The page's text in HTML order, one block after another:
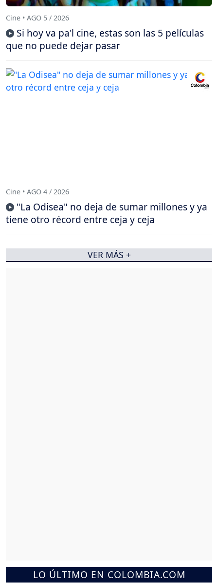
LO ÚLTIMO EN COLOMBIA.COM
Cine • AGO 5 / 2026
Si hoy va pa'l cine, estas son las 5 películas
que no puede dejar pasar
Cine • AGO 4 / 2026
"La Odisea" no deja de sumar millones y ya
tiene otro récord entre ceja y ceja
VER MÁS +